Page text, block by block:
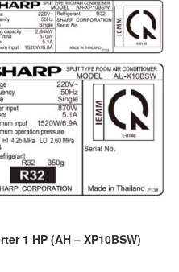
1 HP (AH – XP10BSW)